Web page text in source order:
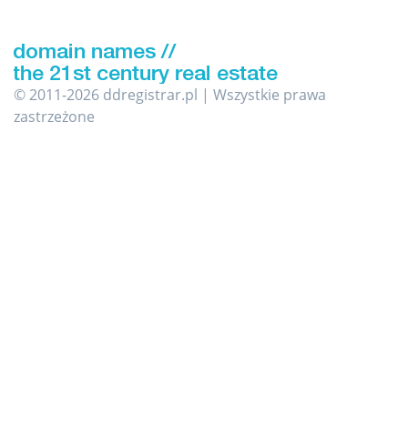
© 2011-2026 ddregistrar.pl | Wszystkie prawa
zastrzeżone